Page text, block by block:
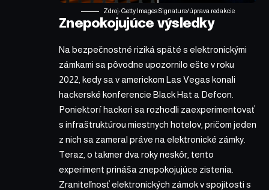
Zdroj: Getty Images Signature/úprava redakcie
Znepokojujúce výsledky
Na bezpečnostné riziká späté s elektronickými
zámkami sa pôvodne upozornilo ešte v roku
2022, kedy sa v americkom Las Vegas konali
hackerské konferencie Black Hat a Defcon.
Poniektorí hackeri sa rozhodli zaexperimentovať
s infraštruktúrou miestnych hotelov, pričom jeden
z nich sa zameral práve na elektronické zámky.
Teraz, o takmer dva roky neskôr, tento
experiment prináša znepokojujúce zistenia.
Zraniteľnosť elektronických zámok v spojitosti s